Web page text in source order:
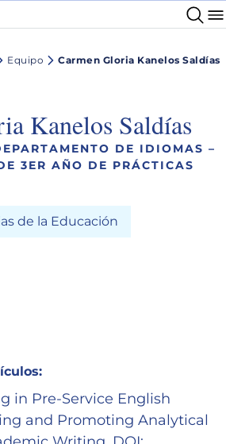
Equipo Carmen Gloria Kanelos Saldías
Kanelos Saldías
DE IDIOMAS –
3ER AÑO DE PRÁCTICAS
de la Educación
in Pre-Service English
and Promoting Analytical